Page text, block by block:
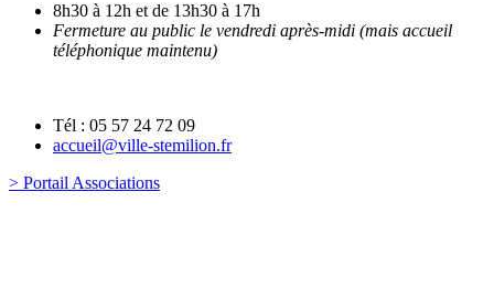
8h30 à 12h et de 13h30 à 17h
Fermeture au public le vendredi après-midi (mais accueil
téléphonique maintenu)
Tél : 05 57 24 72 09
accueil@ville-stemilion.fr
> Portail Associations